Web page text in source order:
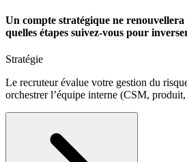
Un compte stratégique ne renouvellera
quelles étapes suivez-vous pour
Stratégie
Le recruteur évalue votre gestion du
orchestrer l’équipe interne (CSM,